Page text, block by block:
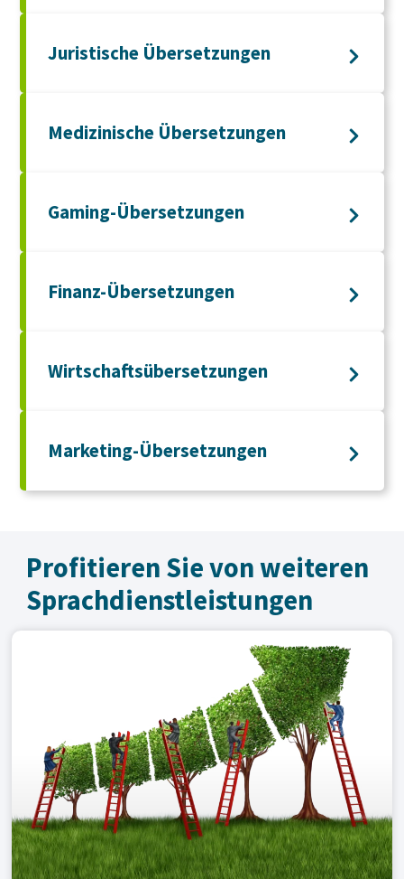
Juristische Übersetzungen
Medizinische Übersetzungen
Gaming-Übersetzungen
Finanz-Übersetzungen
Wirtschaftsübersetzungen
Marketing-Übersetzungen
Profitieren Sie von weiteren
Sprachdienst­leistungen